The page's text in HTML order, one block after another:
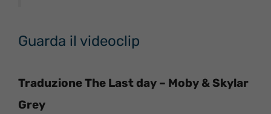
Guarda il videoclip
Traduzione The Last day – Moby & Skylar
Grey